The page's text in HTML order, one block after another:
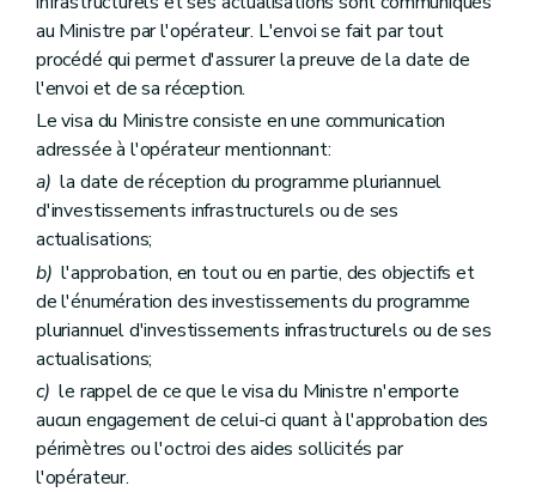
au Ministre par l'opérateur. L'envoi se fait par tout
procédé qui permet d'assurer la preuve de la date de
l'envoi et de sa réception.
Le visa du Ministre consiste en une communication
adressée à l'opérateur mentionnant:
a) la date de réception du programme pluriannuel
d'investissements infrastructurels ou de ses
actualisations;
b) l'approbation, en tout ou en partie, des objectifs et
de l'énumération des investissements du programme
pluriannuel d'investissements infrastructurels ou de ses
actualisations;
c) le rappel de ce que le visa du Ministre n'emporte
aucun engagement de celui-ci quant à l'approbation des
périmètres ou l'octroi des aides sollicités par
l'opérateur.